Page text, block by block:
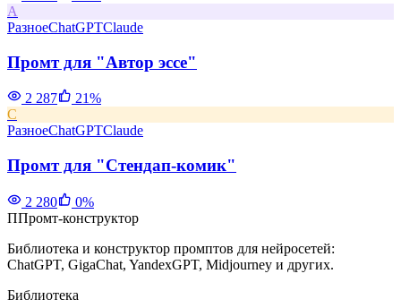
А
РазноеChatGPTClaude
Промт для "Автор эссе"
2 287 21%
С
РазноеChatGPTClaude
Промт для "Стендап-комик"
2 280 0%
ППромт-конструктор
Библиотека и конструктор промптов для нейросетей:
ChatGPT, GigaChat, YandexGPT, Midjourney и других.
Библиотека